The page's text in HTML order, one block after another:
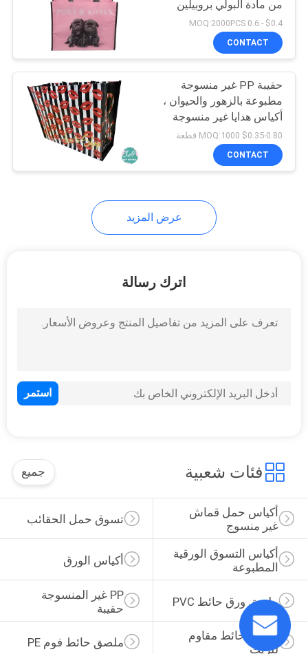
أكياس تبريد الغداء
المعزولة
6
ورق تغليف الهدايا
غلاف كتاب لاصق ذاتي
من مادة البولي بروبيلين
قابلة لإعادة الاستخدام
$0.4 - 0.6 MOQ:2000PCS
CONTACT
حقيبة PP غير منسوجة
مطبوعة بالزهور والحيوان ،
أكياس هدايا غير منسوجة
$0.35-0.80 MOQ:1000 قطعة
CONTACT
عرض المزيد
اترك رسالة
فئات شعبية جميع
تسوق حمل الحقائب
أكياس حمل قماش
غير منسوج
أكياس الورق
أكياس التسوق الورقية
المطبوعة
PP غير المنسوجة
حقيبة
ملصق ورق حائط PVC
ملصق حائط فوم PE
ملصق حائط مقاوم
للزيت